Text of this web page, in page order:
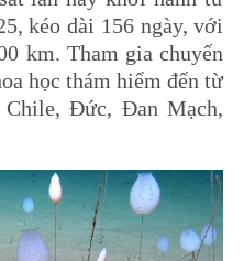
kéo dài 156 ngày, với
km. Tham gia chuyến
học thám hiểm đến từ
Chile, Đức, Đan Mạch,